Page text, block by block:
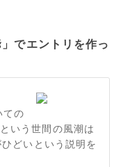
でエントリを作っ
ての
いう世間の風潮は
どいという説明を